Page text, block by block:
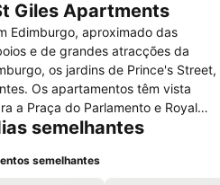
Giles Apartments
Edimburgo, aproximado das
e de grandes atracções da
os jardins de Prince's Street,
Os apartamentos têm vista
a Praça do Parlamento e Royal
de madeira, tectos altos, paredes
possui uma cozinha
semelhantes
semelhantes